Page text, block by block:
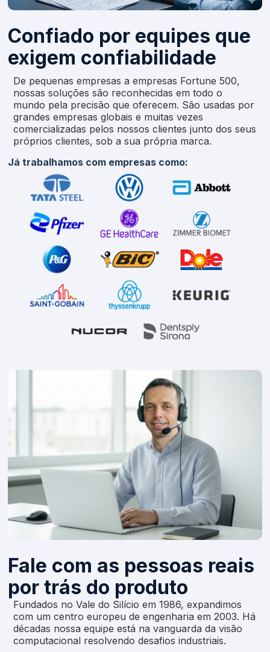
Confiado por equipes que
exigem confiabilidade
De pequenas empresas a empresas Fortune 500,
nossas soluções são reconhecidas em todo o
mundo pela precisão que oferecem. São usadas por
grandes empresas globais e muitas vezes
comercializadas pelos nossos clientes junto dos seus
próprios clientes, sob a sua própria marca.
Já trabalhamos com empresas como:
Fale com as pessoas reais
por trás do produto
Fundados no Vale do Silício em 1986, expandimos
com um centro europeu de engenharia em 2003. Há
décadas nossa equipe está na vanguarda da visão
computacional resolvendo desafios industriais.